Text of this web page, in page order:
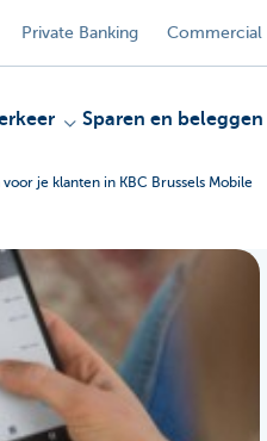
Private Banking Commercial
Sparen en beleggen
je klanten in KBC Brussels Mobile